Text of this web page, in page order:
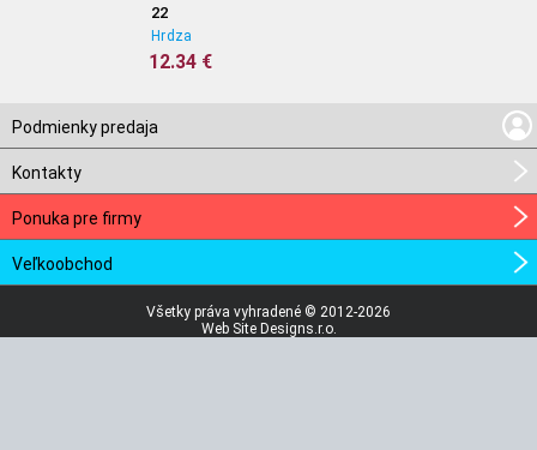
22
Hrdza
12.34 €
Podmienky predaja
Kontakty
Ponuka pre firmy
Veľkoobchod
Všetky práva vyhradené © 2012-2026
Web Site Designs.r.o.